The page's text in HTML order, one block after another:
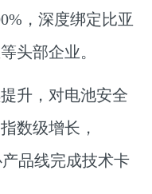
，深度绑定比亚
头部企业。
升，对电池安全
数级增长，
品线完成技术卡